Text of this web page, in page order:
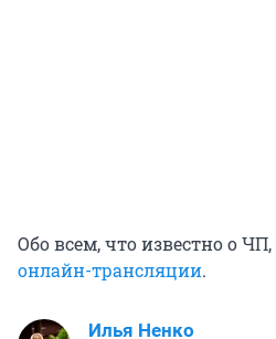
Обо всем, что известно о
онлайн-трансляции.
Илья Ненко